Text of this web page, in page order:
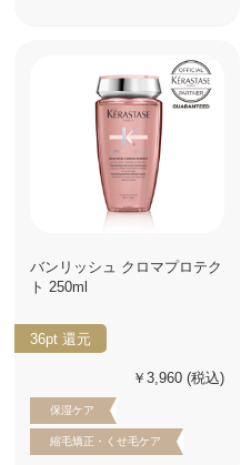
バンリッシュ クロマプロテク
ト 250ml
36pt 還元
￥3,960 (税込)
保湿ケア
縮毛矯正・くせ毛ケア